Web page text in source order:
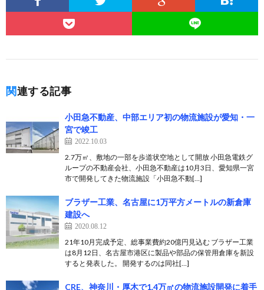
関連する記事
小田急不動産、中部エリア初の物流施設が愛知・一
宮で竣工
2022.10.03
2.7万㎡、敷地の一部を歩道状空地として開放 小田急電鉄グ
ループの不動産会社、小田急不動産は10月3日、愛知県一宮
市で開発してきた物流施設「小田急不動[…]
ブラザー工業、名古屋に1万平方メートルの新倉庫
建設へ
2020.08.12
21年10月完成予定、総事業費約20億円見込む ブラザー工業
は8月12日、名古屋市港区に製品や部品の保管用倉庫を新設
すると発表した。 開発するのは同社[…]
CRE、神奈川・厚木で1.4万㎡の物流施設開発に着手